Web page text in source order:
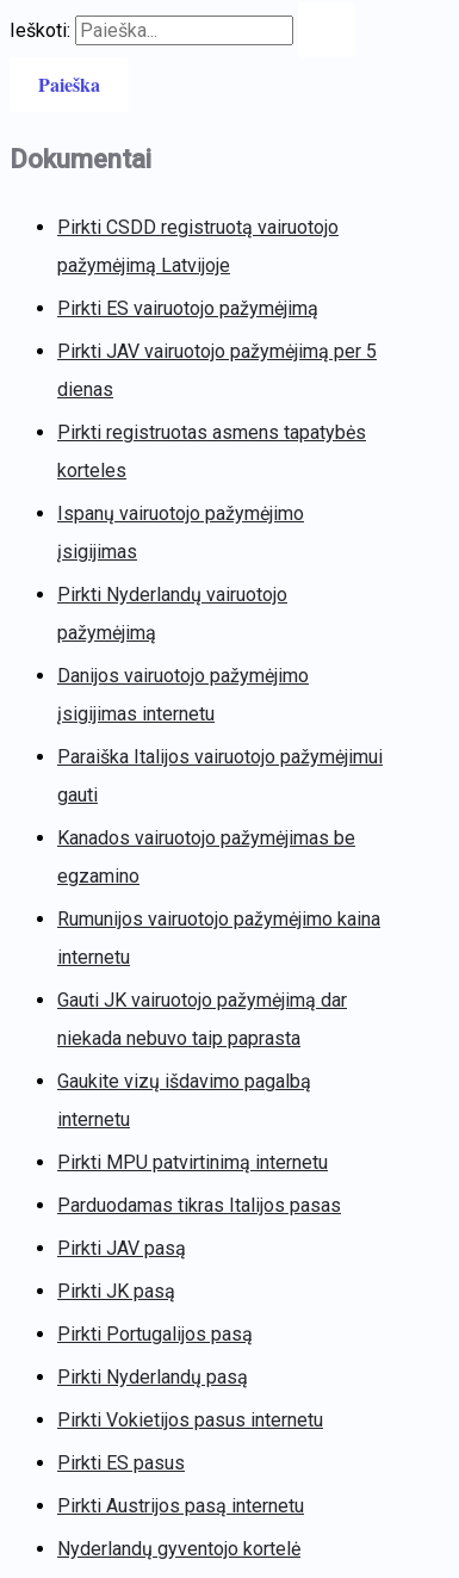
Ieškoti:
Dokumentai
Pirkti CSDD registruotą vairuotojo
pažymėjimą Latvijoje
Pirkti ES vairuotojo pažymėjimą
Pirkti JAV vairuotojo pažymėjimą per 5
dienas
Pirkti registruotas asmens tapatybės
korteles
Ispanų vairuotojo pažymėjimo
įsigijimas
Pirkti Nyderlandų vairuotojo
pažymėjimą
Danijos vairuotojo pažymėjimo
įsigijimas internetu
Paraiška Italijos vairuotojo pažymėjimui
gauti
Kanados vairuotojo pažymėjimas be
egzamino
Rumunijos vairuotojo pažymėjimo kaina
internetu
Gauti JK vairuotojo pažymėjimą dar
niekada nebuvo taip paprasta
Gaukite vizų išdavimo pagalbą
internetu
Pirkti MPU patvirtinimą internetu
Parduodamas tikras Italijos pasas
Pirkti JAV pasą
Pirkti JK pasą
Pirkti Portugalijos pasą
Pirkti Nyderlandų pasą
Pirkti Vokietijos pasus internetu
Pirkti ES pasus
Pirkti Austrijos pasą internetu
Nyderlandų gyventojo kortelė